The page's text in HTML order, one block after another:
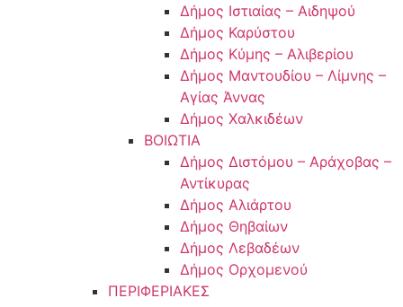
Δήμος Ιστιαίας – Αιδηψού
Δήμος Καρύστου
Δήμος Κύμης – Αλιβερίου
Δήμος Μαντουδίου – Λίμνης –
Αγίας Άννας
Δήμος Χαλκιδέων
ΒΟΙΩΤΙΑ
Δήμος Διστόμου – Αράχοβας –
Αντίκυρας
Δήμος Αλιάρτου
Δήμος Θηβαίων
Δήμος Λεβαδέων
Δήμος Ορχομενού
ΠΕΡΙΦΕΡΙΑΚΕΣ